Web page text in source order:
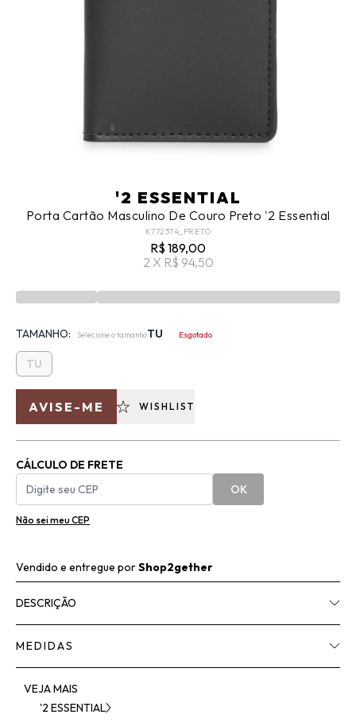
'2 ESSENTIAL
Porta Cartão Masculino De Couro Preto '2 Essential
K772374_PRETO
R$ 189,00
2 X R$ 94,50
TAMANHO: Selecione o tamanhoTU Esgotado
TU
AVISE-ME WISHLIST
CÁLCULO DE FRETE
OK
Não sei meu CEP
Vendido e entregue porShop2gether
DESCRIÇÃO
MEDIDAS
VEJA MAIS
'2 ESSENTIAL